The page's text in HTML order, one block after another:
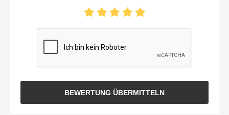
BEWERTUNG ÜBERMITTELN